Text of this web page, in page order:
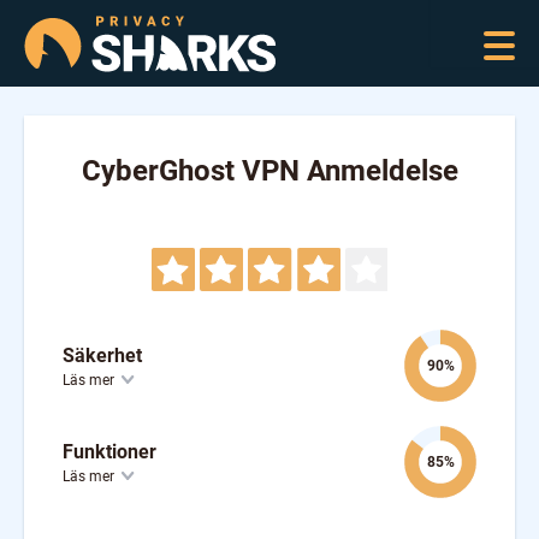
CyberGhost VPN Anmeldelse
Säkerhet
Läs mer
90%
Funktioner
Läs mer
85%